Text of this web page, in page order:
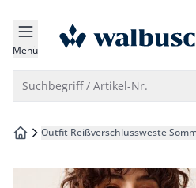
springen
springen
springen
springen
Menü zur
Suchbegriff / Artikel-Nr.
zur Startseite
Outfit Reißverschlussweste